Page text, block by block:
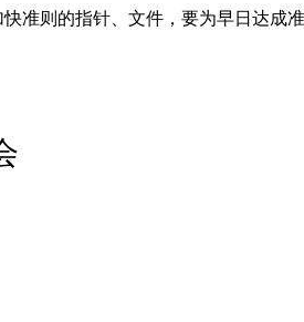
准则的指针、文件，要为早日达成